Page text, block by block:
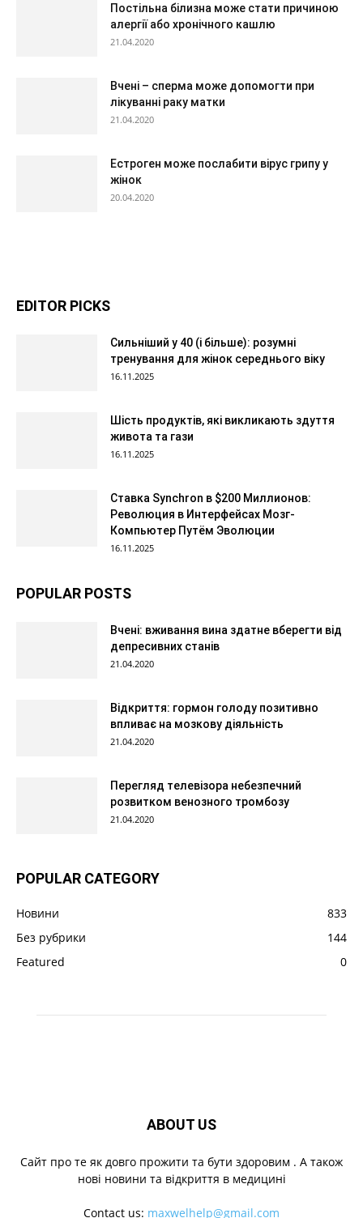
Постільна білизна може стати причиною
алергії або хронічного кашлю
21.04.2020
Вчені – сперма може допомогти при
лікуванні раку матки
21.04.2020
Естроген може послабити вірус грипу у
жінок
20.04.2020
EDITOR PICKS
Сильніший у 40 (і більше): розумні
тренування для жінок середнього віку
16.11.2025
Шість продуктів, які викликають здуття
живота та гази
16.11.2025
Ставка Synchron в $200 Миллионов:
Революция в Интерфейсах Мозг-
Компьютер Путём Эволюции
16.11.2025
POPULAR POSTS
Вчені: вживання вина здатне вберегти від
депресивних станів
21.04.2020
Відкриття: гормон голоду позитивно
впливає на мозкову діяльність
21.04.2020
Перегляд телевізора небезпечний
розвитком венозного тромбозу
21.04.2020
POPULAR CATEGORY
Новини
833
Без рубрики
144
Featured
0
ABOUT US
Cайт про те як довго прожити та бути здоровим . А також
нові новини та відкриття в медицині
Contact us: maxwelhelp@gmail.com